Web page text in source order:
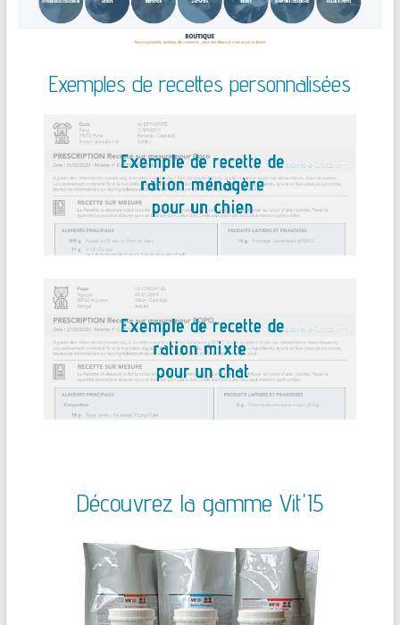
Exemples de recettes personnalisées
Découvrez la gamme Vit'I5